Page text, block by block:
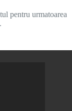
pentru urmatoarea